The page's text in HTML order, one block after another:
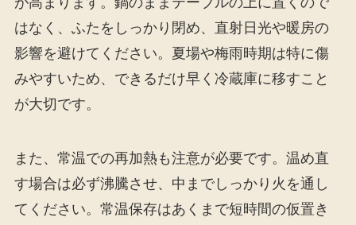
はなく、ふたをしっかり閉め、直射日光や暖房の
影響を避けてください。夏場や梅雨時期は特に傷
みやすいため、できるだけ早く冷蔵庫に移すこと
が大切です。
また、常温での再加熱も注意が必要です。温め直
す場合は必ず沸騰させ、中までしっかり火を通し
てください。常温保存はあくまで短時間の仮置き